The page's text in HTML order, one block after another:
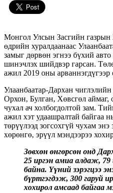
Монгол Улсын Засгийн
өдрийн хуралдаанаас
замыг дөрвөн эгнээ бүхий
шинэчлэх шийдвэр гарсан.
ажил 2019 оны арваннэгдүгээр
Улаанбаатар-Дархан
Орхон, Булган, Хөвсгөл аймаг,
чухал ач холбогдолтой зам.
ажил хэт удаашралтай байгаа
төрүүлээд зогсохгүй чухам
хөрөнгө, эрүүл мэндээрээ
Зөвхөн өнгөрсөн онд
25 иргэн амиа алдаж,
байна. Үүний зэрэгцээ
бүртгэгдэж, 300 гаруй
хохирол амсаад байгаа